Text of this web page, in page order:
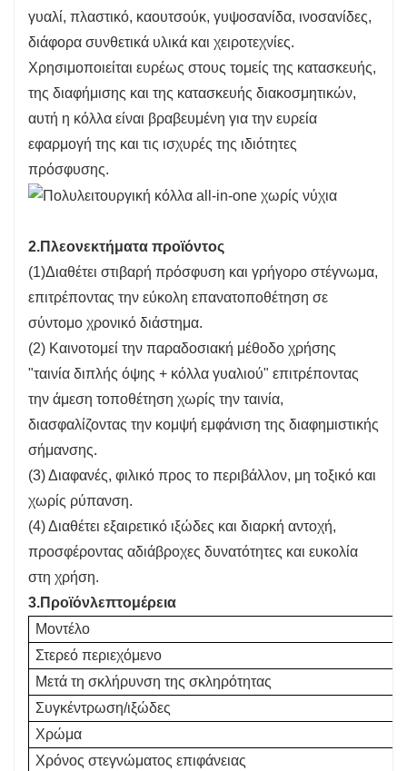
γυαλί, πλαστικό, καουτσούκ, γυψοσανίδα, ινοσανίδες,
διάφορα συνθετικά υλικά και χειροτεχνίες.
Χρησιμοποιείται ευρέως στους τομείς της κατασκευής,
της διαφήμισης και της κατασκευής διακοσμητικών,
αυτή η κόλλα είναι βραβευμένη για την ευρεία
εφαρμογή της και τις ισχυρές της ιδιότητες
πρόσφυσης.
2.Πλεονεκτήματα προϊόντος
(1)Διαθέτει στιβαρή πρόσφυση και γρήγορο στέγνωμα,
επιτρέποντας την εύκολη επανατοποθέτηση σε
σύντομο χρονικό διάστημα.
(2) Καινοτομεί την παραδοσιακή μέθοδο χρήσης
"ταινία διπλής όψης + κόλλα γυαλιού" επιτρέποντας
την άμεση τοποθέτηση χωρίς την ταινία,
διασφαλίζοντας την κομψή εμφάνιση της διαφημιστικής
σήμανσης.
(3) Διαφανές, φιλικό προς το περιβάλλον, μη τοξικό και
χωρίς ρύπανση.
(4) Διαθέτει εξαιρετικό ιξώδες και διαρκή αντοχή,
προσφέροντας αδιάβροχες δυνατότητες και ευκολία
στη χρήση.
3.Προϊόνλεπτομέρεια
Μοντέλο
Στερεό περιεχόμενο
Μετά τη σκλήρυνση της σκληρότητας
Συγκέντρωση/ιξώδες
Χρώμα
Χρόνος στεγνώματος επιφάνειας